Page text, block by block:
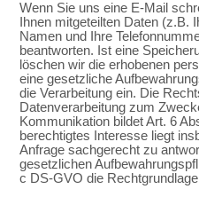
Wenn Sie uns eine E-Mail
Ihnen mitgeteilten Daten (z.B.
Namen und Ihre
beantworten. Ist eine
löschen wir die erhobenen
eine gesetzliche
die Verarbeitung ein. Die
Datenverarbeitung zum
Kommunikation bildet Art. 6
berechtigtes Interesse liegt
Anfrage sachgerecht zu
gesetzlichen
c DS-GVO die